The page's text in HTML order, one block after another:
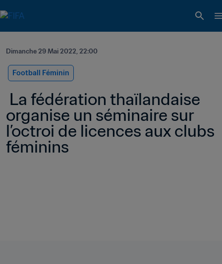
Dimanche 29 Mai 2022, 22:00
Football Féminin
organise un séminaire sur
l’octroi de licences aux clubs
féminins